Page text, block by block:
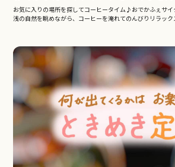
お気に入りの場所を探してコーヒータイム♪おでかふぇサ
浅の自然を眺めながら、コーヒーを淹れてのんびりリラッ